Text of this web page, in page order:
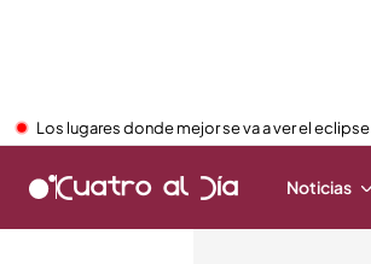
Los lugares donde mejor se va a ver el eclipse
Noticias